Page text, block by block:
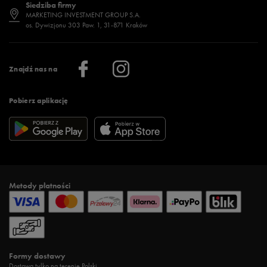
Znajdź nas na
Pobierz aplikację
Regulamin sklepu 50 style
Regulamin aplikacji 50 style
Więcej regulaminów >
Jak wybrać buty na zimę?
Więcej >
Stylizacje damskie
Sklepy stacjonarne
Klub 50 style
Praca
Informacje o firmie
Siedziba firmy
MARKETING INVESTMENT GROUP S.A.
os. Dywizjonu 303 Paw. 1, 31-871 Kraków
Metody płatności
Formy dostawy